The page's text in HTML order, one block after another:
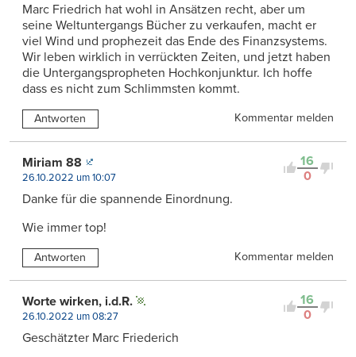
Marc Friedrich hat wohl in Ansätzen recht, aber um
seine Weltuntergangs Bücher zu verkaufen, macht er
viel Wind und prophezeit das Ende des Finanzsystems.
Wir leben wirklich in verrückten Zeiten, und jetzt haben
die Untergangspropheten Hochkonjunktur. Ich hoffe
dass es nicht zum Schlimmsten kommt.
Antworten Kommentar melden
16
0
Miriam 88
26.10.2022 um 10:07
Danke für die spannende Einordnung.
Wie immer top!
Antworten Kommentar melden
16
0
Worte wirken, i.d.R.
26.10.2022 um 08:27
Geschätzter Marc Friederich